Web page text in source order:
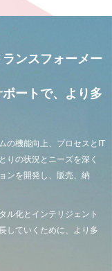
ンスフォーメー
ートで、より多
の機能向上、プロセスとIT
りの状況とニーズを深く
ンを開発し、販売、納
ル化とインテリジェント
していくために、より多